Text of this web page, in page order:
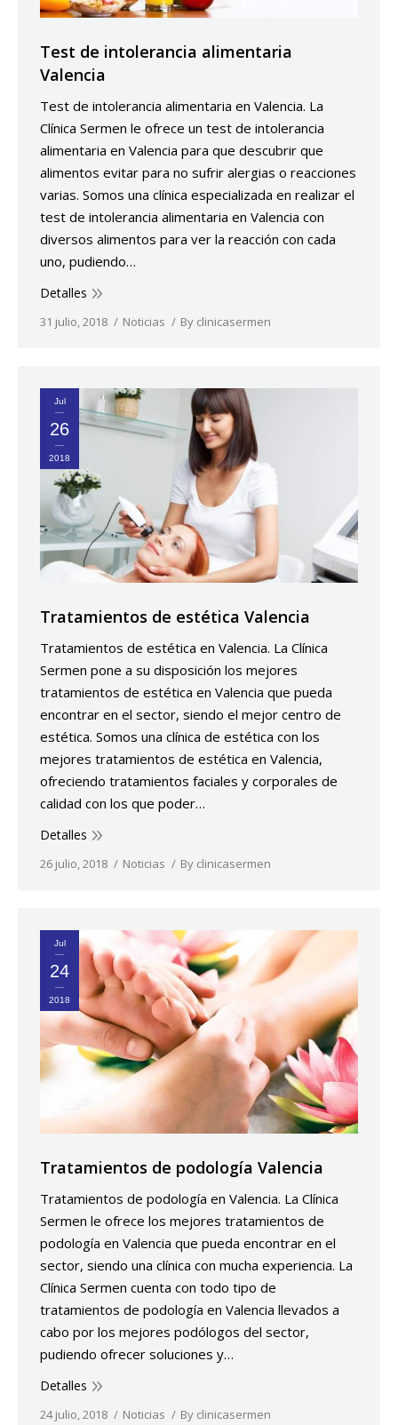
Test de intolerancia alimentaria
Valencia
Test de intolerancia alimentaria en Valencia. La
Clínica Sermen le ofrece un test de intolerancia
alimentaria en Valencia para que descubrir que
alimentos evitar para no sufrir alergias o reacciones
varias. Somos una clínica especializada en realizar el
test de intolerancia alimentaria en Valencia con
diversos alimentos para ver la reacción con cada
uno, pudiendo…
Detalles
31 julio, 2018 Noticias By clinicasermen
Jul
26
2018
Tratamientos de estética Valencia
Tratamientos de estética en Valencia. La Clínica
Sermen pone a su disposición los mejores
tratamientos de estética en Valencia que pueda
encontrar en el sector, siendo el mejor centro de
estética. Somos una clínica de estética con los
mejores tratamientos de estética en Valencia,
ofreciendo tratamientos faciales y corporales de
calidad con los que poder…
Detalles
26 julio, 2018 Noticias By clinicasermen
Jul
24
2018
Tratamientos de podología Valencia
Tratamientos de podología en Valencia. La Clínica
Sermen le ofrece los mejores tratamientos de
podología en Valencia que pueda encontrar en el
sector, siendo una clínica con mucha experiencia. La
Clínica Sermen cuenta con todo tipo de
tratamientos de podología en Valencia llevados a
cabo por los mejores podólogos del sector,
pudiendo ofrecer soluciones y…
Detalles
24 julio, 2018 Noticias By clinicasermen